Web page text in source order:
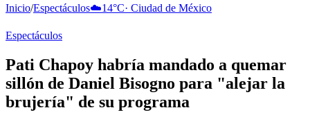
Inicio/Espectáculos☁️14°C· Ciudad de México
Espectáculos
Pati Chapoy habría mandado a quemar
sillón de Daniel Bisogno para "alejar la
brujería" de su programa